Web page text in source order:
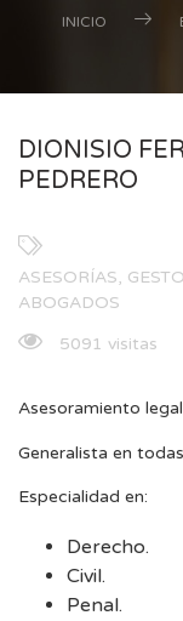
INICIO
DIONISIO
PEDRERO
ASESORÍAS,
ABOGADOS
5091 visitas
Asesoramiento
Generalista en
Especialidad en:
Derecho.
Civil.
Penal.